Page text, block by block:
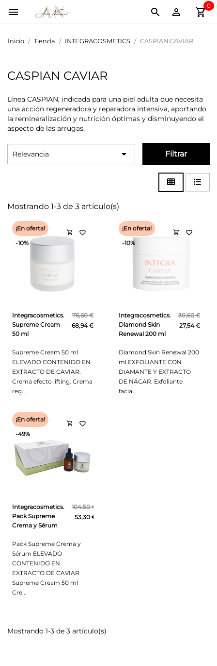
 shopping_cart
0


Inicio Tienda INTEGRACOSMETICS CASPIAN CAVIAR
CASPIAN CAVIAR
Línea CASPIAN, indicada para una piel adulta que necesita
una acción regeneradora y reparadora intensiva, aportando
la remineralización y nutrición óptimas y disminuyendo el
aspecto de las arrugas.
Relevancia  Filtrar
Mostrando 1-3 de 3 artículo(s)
Integracosmetics.
Supreme Cream
50 ml
76,60 €
68,94 €
Supreme Cream 50 ml
ELEVADO CONTENIDO EN
EXTRACTO DE CAVIAR.
Crema efecto lifting. Crema
reg...
shopping_cart
¡En oferta!
-10%
favorite_border
Integracosmetics.
Diamond Skin
Renewal 200 ml
30,60 €
27,54 €
Diamond Skin Renewal 200
ml EXFOLIANTE CON
DIAMANTE Y EXTRACTO
DE NÁCAR. Exfoliante
facial.
shopping_cart
¡En oferta!
-10%
favorite_border
Integracosmetics.
Pack Supreme
Crema y Sérum
104,50 €
53,30 €
Pack Supreme Crema y
Sérum ELEVADO
CONTENIDO EN
EXTRACTO DE CAVIAR
Supreme Cream 50 ml
Cre...
shopping_cart
¡En oferta!
-49%
favorite_border
Mostrando 1-3 de 3 artículo(s)